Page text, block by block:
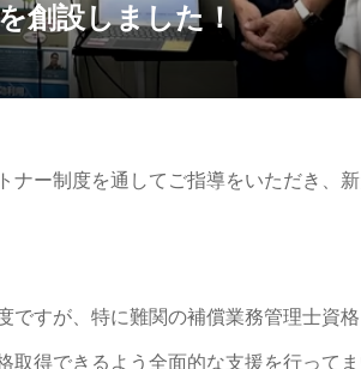
創設しました！
ナー制度を通してご指導をいただき、
ですが、特に難関の補償業務管理士資格
取得できるよう全面的な支援を行って